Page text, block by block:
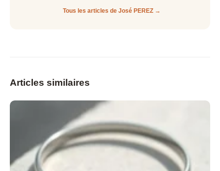
Tous les articles de José PEREZ →
Articles similaires